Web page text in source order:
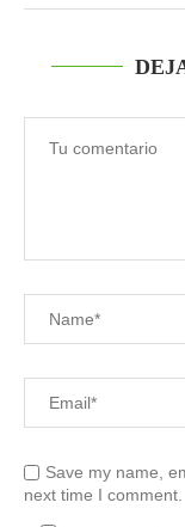
Save my name,
next time I comment.